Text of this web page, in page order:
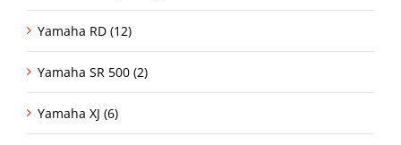
Yamaha RD (12)
Yamaha SR 500 (2)
Yamaha XJ (6)